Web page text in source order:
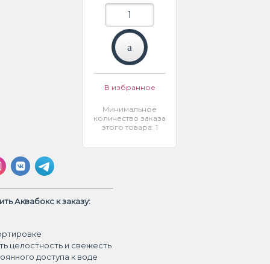
В избранное
Минимальное
количество заказа
этого товара: 1
Аквабокс к заказу:
целостность и свежесть
доступа к воде